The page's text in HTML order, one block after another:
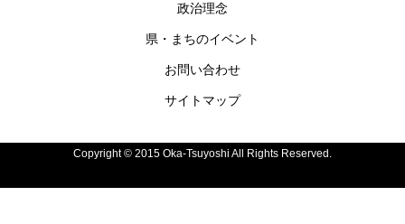
政治理念
県・まちのイベント
お問い合わせ
サイトマップ
Copyright © 2015 Oka-Tsuyoshi All Rights Reserved.